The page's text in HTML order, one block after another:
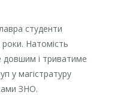
студенти
Натомість
довшим і триватиме
у магістратуру
ЗНО.